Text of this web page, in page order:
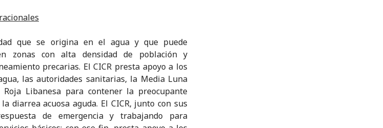
que se origina en el agua y que puede
zonas con alta densidad de población y
precarias. El CICR presta apoyo a los
las autoridades sanitarias, la Media Luna
Libanesa para contener la preocupante
diarrea acuosa aguda. El CICR, junto con sus
de emergencia y trabajando para